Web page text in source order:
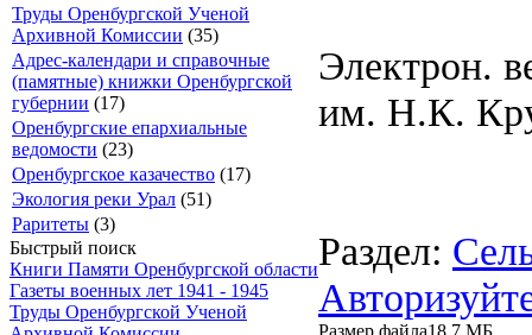
Труды Оренбургской Ученой
Архивной Комиссии (35)
Адрес-календари и справочные
(памятные) книжки Оренбургской
губернии (17)
Оренбургские епархиальные
ведомости (23)
Оренбургское казачество (17)
Экология реки Урал (51)
Раритеты (3)
Быстрый поиск
Книги Памяти Оренбургской области
Газеты военных лет 1941 - 1945
Труды Оренбургской Ученой
Электрон.
им. Н.К.
Раздел:
Размер файла18,7 МБ